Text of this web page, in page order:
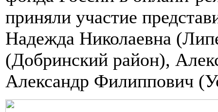
приняли участие
Надежда Николаевна
(Добринский район),
Александр Филиппович